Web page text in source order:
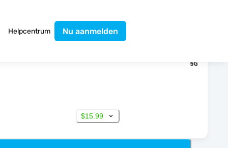
Helpcentrum Nu aanmelden
$15.99